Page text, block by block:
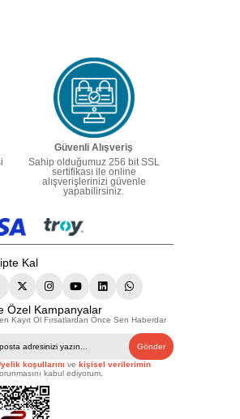
Güvenli Alışveriş
Sahip olduğumuz 256 bit SSL
sertifikası ile online
alışverişlerinizi güvenle
yapabilirsiniz.
Kal
Özel Kampanyalar
Kayıt Ol Fırsatlardan Önce Sen Haberdar
Gönder
koşullarını ve kişisel verilerimin
kabul ediyorum.